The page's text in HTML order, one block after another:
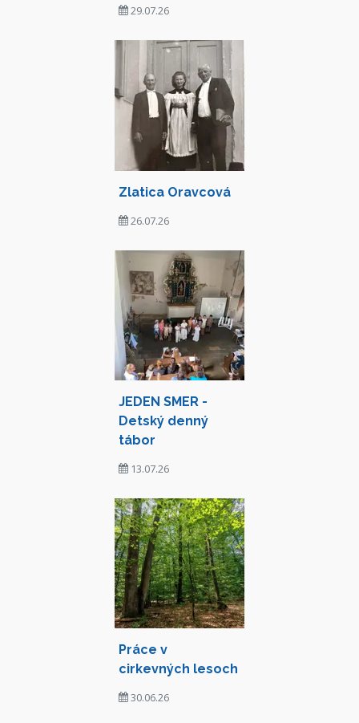
29.07.26
Zlatica Oravcová
26.07.26
JEDEN SMER -
Detský denný
tábor
13.07.26
Práce v
cirkevných lesoch
30.06.26